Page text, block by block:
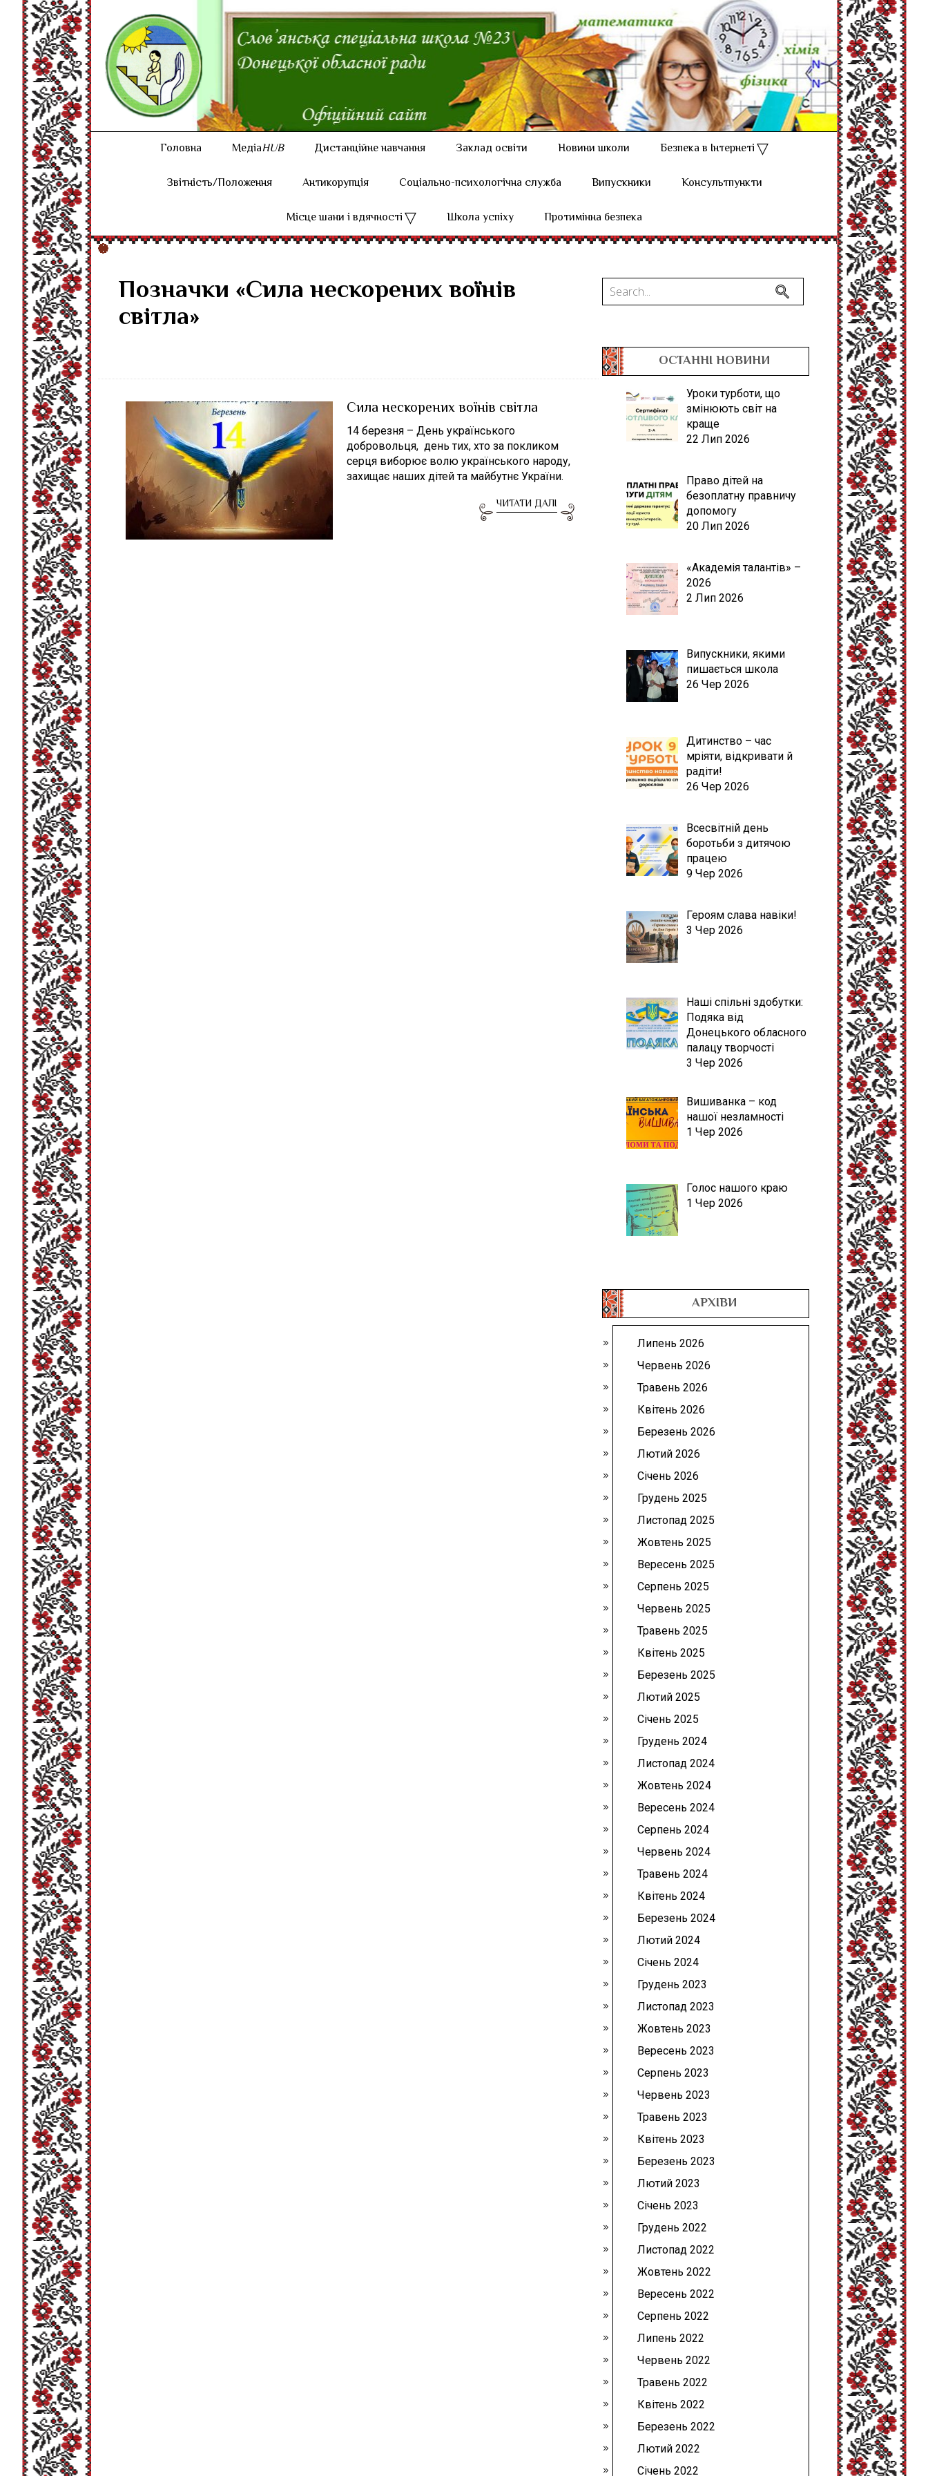
Головна МедіаHUB Дистанційне навчання Заклад освіти Новини школи
Безпека в Інтернеті
Звітність/Положення
Антикорупція Соціально-психологічна служба Випускники
Консультпункти
Місце шани і вдячності
Школа успіху Протимінна безпека
Позначки «Сила нескорених воїнів
світла»
Сила нескорених воїнів світла
14 березня – День українського
добровольця, день тих, хто за покликом
серця виборює волю українського народу,
захищає наших дітей та майбутнє України.
ЧИТАТИ ДАЛІ
ОСТАННІ НОВИНИ
Уроки турботи, що
змінюють світ на
краще
22 Лип 2026
Право дітей на
безоплатну правничу
допомогу
20 Лип 2026
«Академія талантів» –
2026
2 Лип 2026
Випускники, якими
пишається школа
26 Чер 2026
Дитинство – час
мріяти, відкривати й
радіти!
26 Чер 2026
Всесвітній день
боротьби з дитячою
працею
9 Чер 2026
Героям слава навіки!
3 Чер 2026
Наші спільні здобутки:
Подяка від
Донецького обласного
палацу творчості
3 Чер 2026
Вишиванка – код
нашої незламності
1 Чер 2026
Голос нашого краю
1 Чер 2026
АРХІВИ
Липень 2026
Червень 2026
Травень 2026
Квітень 2026
Березень 2026
Лютий 2026
Січень 2026
Грудень 2025
Листопад 2025
Жовтень 2025
Вересень 2025
Серпень 2025
Червень 2025
Травень 2025
Квітень 2025
Березень 2025
Лютий 2025
Січень 2025
Грудень 2024
Листопад 2024
Жовтень 2024
Вересень 2024
Серпень 2024
Червень 2024
Травень 2024
Квітень 2024
Березень 2024
Лютий 2024
Січень 2024
Грудень 2023
Листопад 2023
Жовтень 2023
Вересень 2023
Серпень 2023
Червень 2023
Травень 2023
Квітень 2023
Березень 2023
Лютий 2023
Січень 2023
Грудень 2022
Листопад 2022
Жовтень 2022
Вересень 2022
Серпень 2022
Липень 2022
Червень 2022
Травень 2022
Квітень 2022
Березень 2022
Лютий 2022
Січень 2022